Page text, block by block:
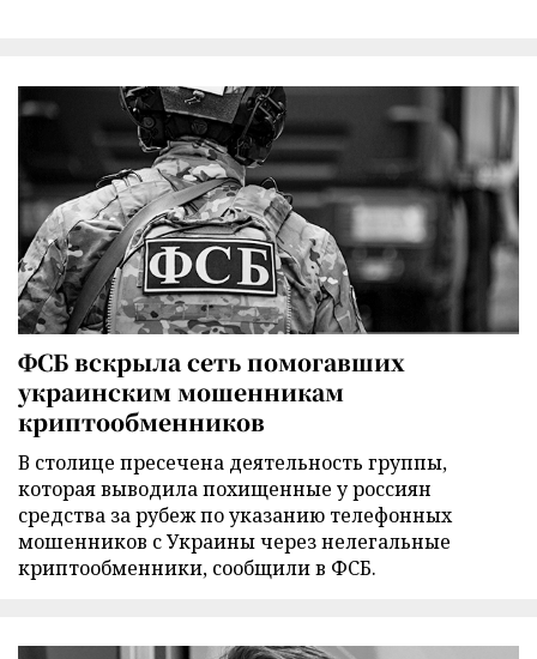
ФСБ вскрыла сеть помогавших
украинским мошенникам
криптообменников
В столице пресечена деятельность группы,
которая выводила похищенные у россиян
средства за рубеж по указанию телефонных
мошенников с Украины через нелегальные
криптообменники, сообщили в ФСБ.